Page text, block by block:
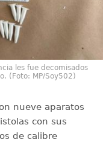
les fue decomisados
(Foto: MP/Soy502)
nueve aparatos
con sus
de calibre